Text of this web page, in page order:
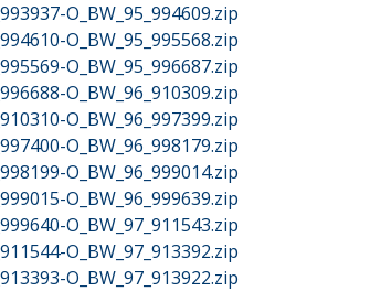
O_BW_95_994609.zip
O_BW_95_995568.zip
O_BW_95_996687.zip
O_BW_96_910309.zip
O_BW_96_997399.zip
O_BW_96_998179.zip
O_BW_96_999014.zip
O_BW_96_999639.zip
O_BW_97_911543.zip
O_BW_97_913392.zip
O_BW_97_913922.zip